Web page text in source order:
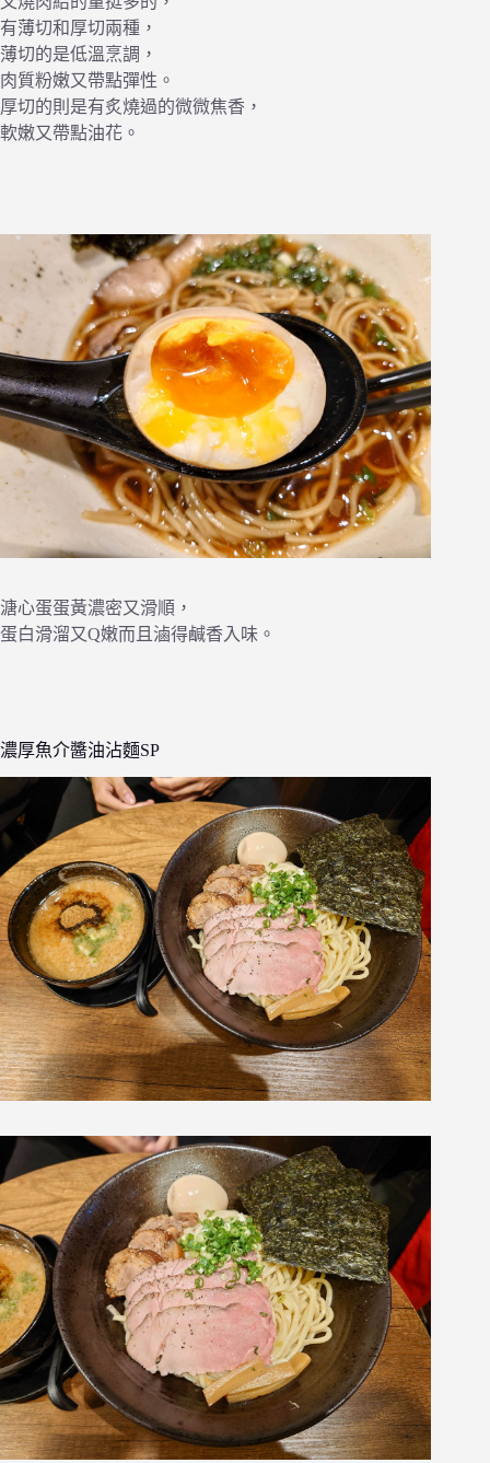
有薄切和厚切兩種，
薄切的是低溫烹調，
肉質粉嫩又帶點彈性。
厚切的則是有炙燒過的微微焦香，
軟嫩又帶點油花。
溏心蛋蛋黃濃密又滑順，
蛋白滑溜又Q嫩而且滷得鹹香入味。
濃厚魚介醬油沾麵SP